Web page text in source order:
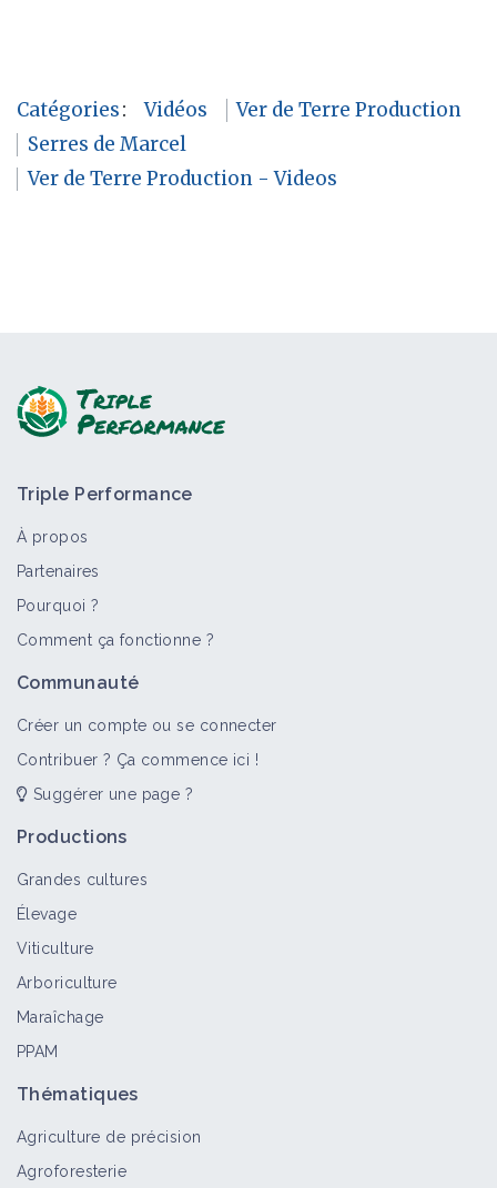
Catégories: Vidéos
Ver de Terre Production
Serres de Marcel
Ver de Terre Production - Videos
Triple Performance
À propos
Partenaires
Pourquoi ?
Comment ça fonctionne ?
Communauté
Créer un compte ou se connecter
Contribuer ? Ça commence ici !
Suggérer une page ?
Productions
Grandes cultures
Élevage
Viticulture
Arboriculture
Maraîchage
PPAM
Thématiques
Agriculture de précision
Agroforesterie